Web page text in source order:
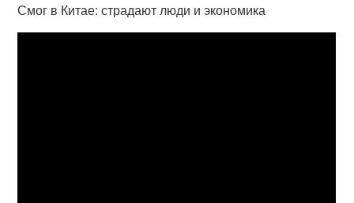
Смог в Китае: страдают люди и экономика